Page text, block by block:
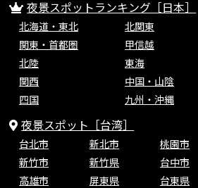
夜景スポットランキング［日本］
北海道・東北
北関東
関東・首都圏
甲信越
北陸
東海
関西
中国・山陰
四国
九州・沖縄
夜景スポット［台湾］
台北市 新北市 桃園市
新竹市
新竹県 台中市
高雄市
屏東県 台東県